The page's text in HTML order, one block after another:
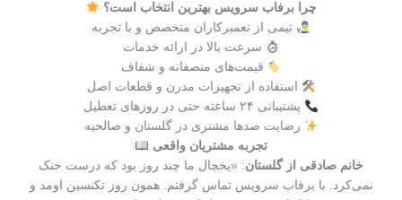
چرا برفاب سرویس بهترین انتخاب است؟
تیمی از تعمیرکاران متخصص و با تجربه
سرعت بالا در ارائه خدمات
قیمت‌های منصفانه و شفاف
استفاده از تجهیزات مدرن و قطعات اصل
پشتیبانی ۲۴ ساعته حتی در روزهای تعطیل
رضایت صدها مشتری در گلستان و صالحیه
تجربه مشتریان واقعی
خانم صادقی از گلستان: «یخچال ما چند روز بود که درست خنک
نمی‌کرد. با برفاب سرویس تماس گرفتم. همون روز تکنسین اومد و